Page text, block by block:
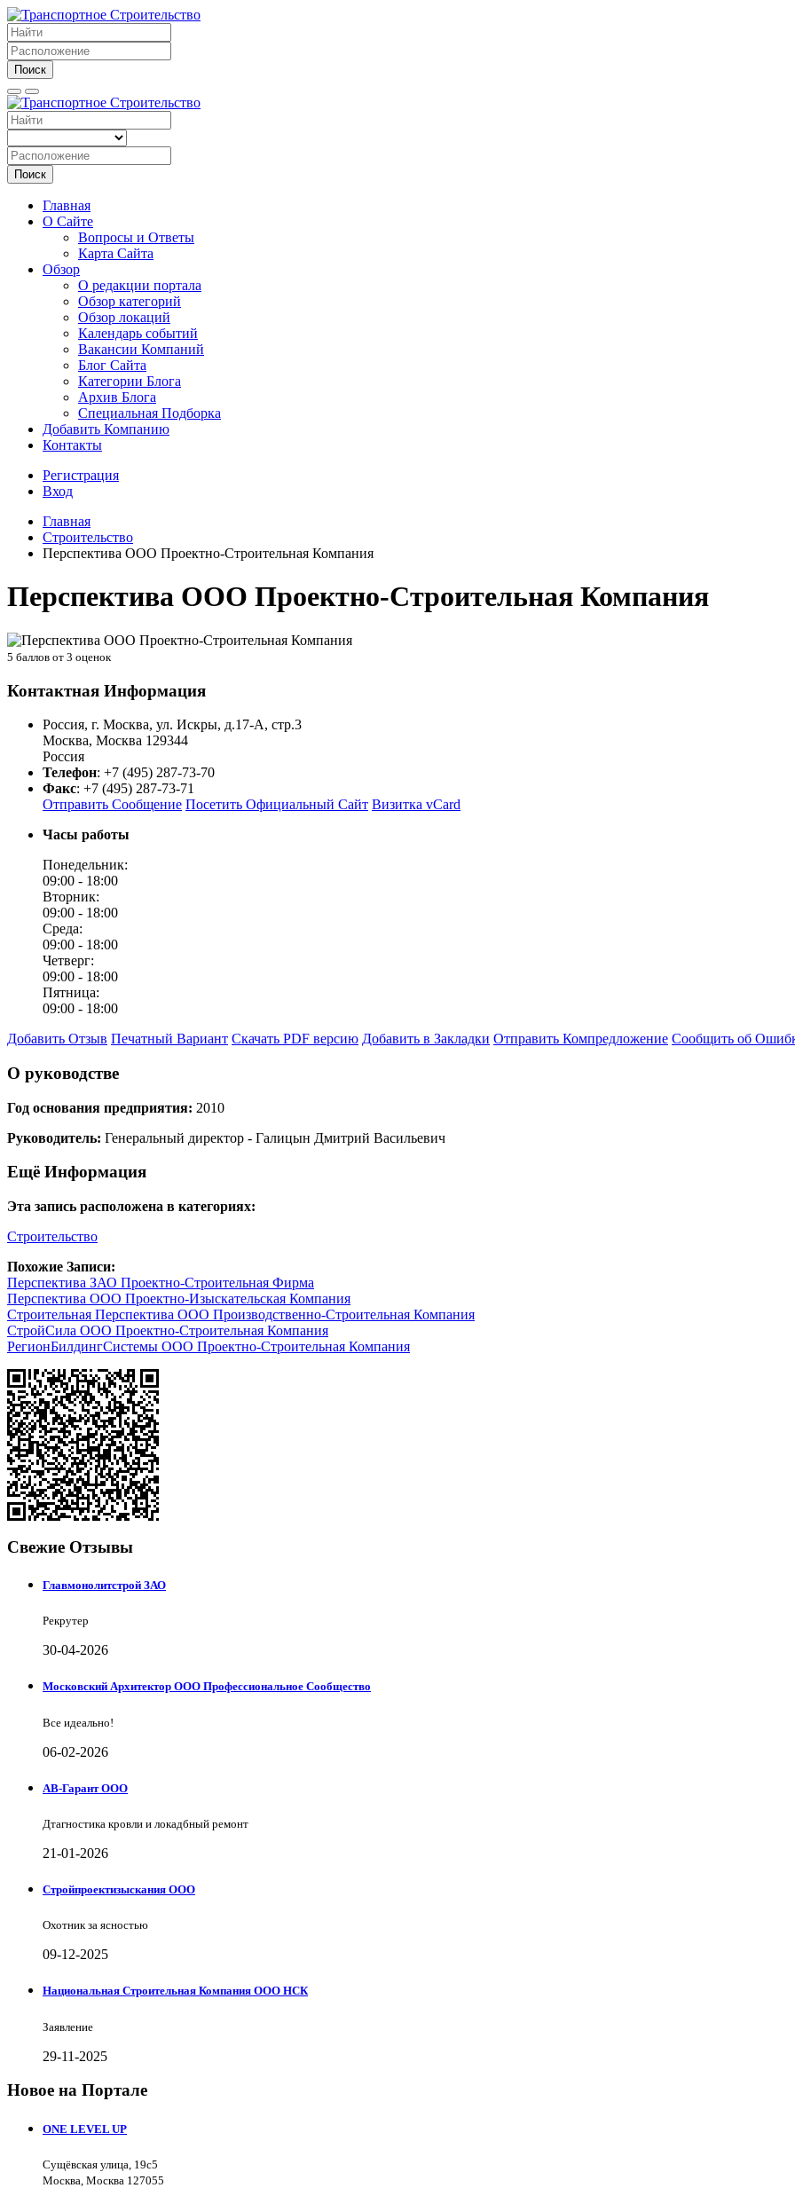
Поиск
Поиск
Главная
О Сайте
Вопросы и Ответы
Карта Сайта
Обзор
О редакции портала
Обзор категорий
Обзор локаций
Календарь событий
Вакансии Компаний
Блог Сайта
Категории Блога
Архив Блога
Специальная Подборка
Добавить Компанию
Контакты
Регистрация
Вход
Главная
Строительство
Перспектива ООО Проектно-Строительная Компания
Перспектива ООО Проектно-Строительная Компания
5 баллов от 3 оценок
Контактная Информация
Россия, г. Москва, ул. Искры, д.17-А, стр.3
Москва, Москва 129344
Россия
Телефон: +7 (495) 287-73-70
Факс: +7 (495) 287-73-71
Отправить Сообщение Посетить Официальный Сайт Визитка vCard
Часы работы
Понедельник:
09:00 - 18:00
Вторник:
09:00 - 18:00
Среда:
09:00 - 18:00
Четверг:
09:00 - 18:00
Пятница:
09:00 - 18:00
Добавить Отзыв Печатный Вариант Скачать PDF версию Добавить в Закладки Отправить Компредложение Сообщить об
О руководстве
Год основания предприятия: 2010
Руководитель: Генеральный директор - Галицын Дмитрий Васильевич
Ещё Информация
Эта запись расположена в категориях:
Строительство
Похожие Записи:
Перспектива ЗАО Проектно-Строительная Фирма
Перспектива ООО Проектно-Изыскательская Компания
Строительная Перспектива ООО Производственно-Строительная Компания
СтройСила ООО Проектно-Строительная Компания
РегионБилдингСистемы ООО Проектно-Строительная Компания
Свежие Отзывы
Главмонолитстрой ЗАО
Рекрутер
30-04-2026
Московский Архитектор ООО Профессиональное Сообщество
Все идеально!
06-02-2026
АВ-Гарант ООО
Дтагностика кровли и локадбный ремонт
21-01-2026
Стройпроектизыскания ООО
Охотник за ясностью
09-12-2025
Национальная Строительная Компания ООО НСК
Заявление
29-11-2025
Новое на Портале
ONE LEVEL UP
Сущёвская улица, 19с5
Москва, Москва 127055